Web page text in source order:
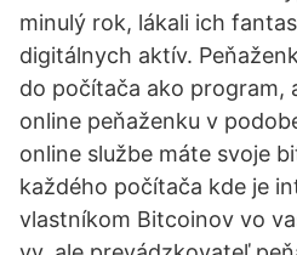
minulý rok, lákali ich
digitálnych aktív.
do počítača ako program,
online peňaženku v
online službe máte svoje
každého počítača kde je
vlastníkom Bitcoinov vo